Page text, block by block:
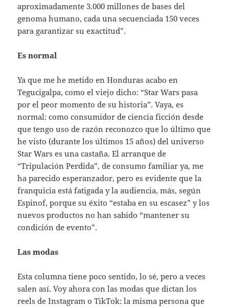
aproximadamente 3.000 millones de bases del
genoma humano, cada una secuenciada 150 veces
para garantizar su exactitud”.
Es normal
Ya que me he metido en Honduras acabo en
Tegucigalpa, como el viejo dicho: “Star Wars pasa
por el peor momento de su historia”. Vaya, es
normal: como consumidor de ciencia ficción desde
que tengo uso de razón reconozco que lo último que
he visto (durante los últimos 15 años) del universo
Star Wars es una castaña. El arranque de
“Tripulación Perdida”, de consumo familiar ya, me
ha parecido esperanzador, pero es evidente que la
franquicia está fatigada y la audiencia, más, según
Espinof, porque su éxito “estaba en su escasez” y los
nuevos productos no han sabido “mantener su
condición de evento”.
Las modas
Esta columna tiene poco sentido, lo sé, pero a veces
salen así. Voy ahora con las modas que dictan los
reels de Instagram o TikTok: la misma persona que